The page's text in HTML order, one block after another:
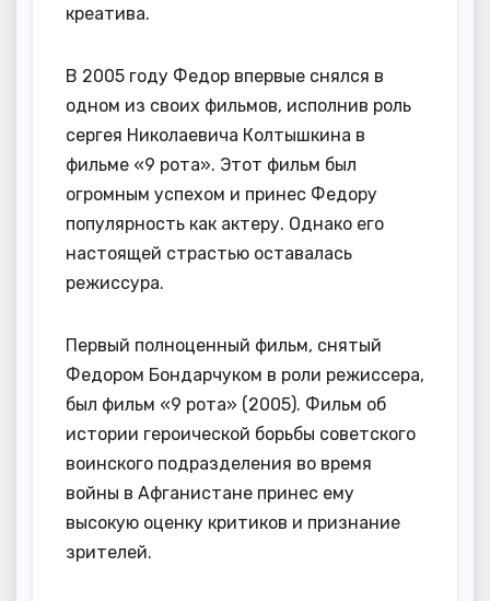
креатива.
В 2005 году Федор впервые снялся в
одном из своих фильмов, исполнив роль
сергея Николаевича Колтышкина в
фильме «9 рота». Этот фильм был
огромным успехом и принес Федору
популярность как актеру. Однако его
настоящей страстью оставалась
режиссура.
Первый полноценный фильм, снятый
Федором Бондарчуком в роли режиссера,
был фильм «9 рота» (2005). Фильм об
истории героической борьбы советского
воинского подразделения во время
войны в Афганистане принес ему
высокую оценку критиков и признание
зрителей.